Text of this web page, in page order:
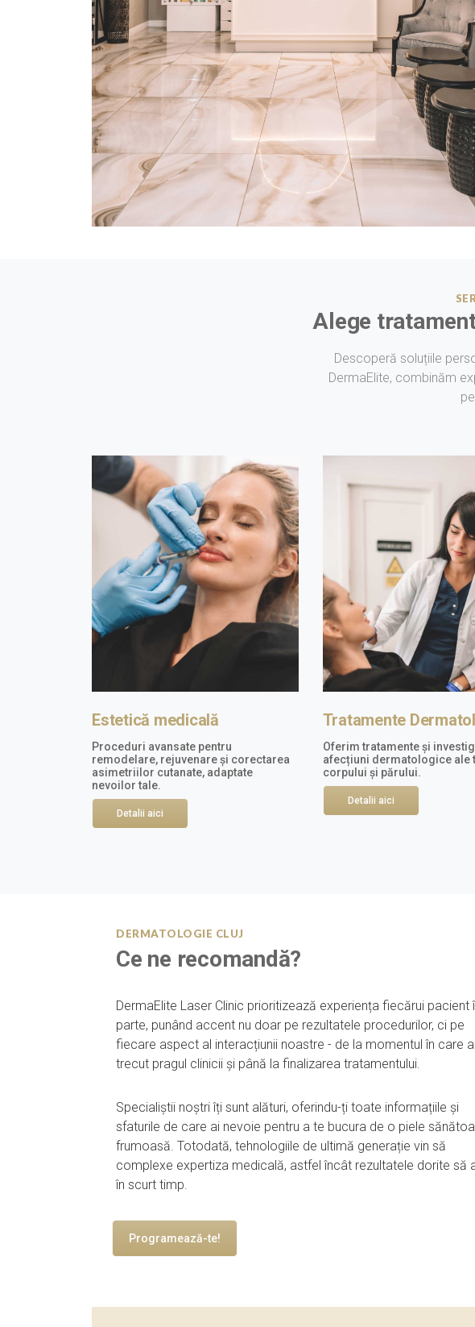
Alege
Descoperă soluțiile
DermaElite, combinăm
Estetică medicală
Proceduri avansate pentru
remodelare, rejuvenare și corectarea
asimetriilor cutanate, adaptate
nevoilor tale.
Detalii aici
Tratamente
Oferim tratamente și
afecțiuni dermatologice ale
corpului și părului.
Detalii aici
DERMATOLOGIE CLUJ
Ce ne recomandă?
DermaElite Laser Clinic prioritizează experiența fiecărui pacient
parte, punând accent nu doar pe rezultatele procedurilor, ci pe
fiecare aspect al interacțiunii noastre - de la momentul în care
trecut pragul clinicii și până la finalizarea tratamentului.
Specialiștii noștri îți sunt alături, oferindu-ți toate informațiile și
sfaturile de care ai nevoie pentru a te bucura de o piele
frumoasă. Totodată, tehnologiile de ultimă generație vin să
complexe expertiza medicală, astfel încât rezultatele dorite să
în scurt timp.
Programează-te!